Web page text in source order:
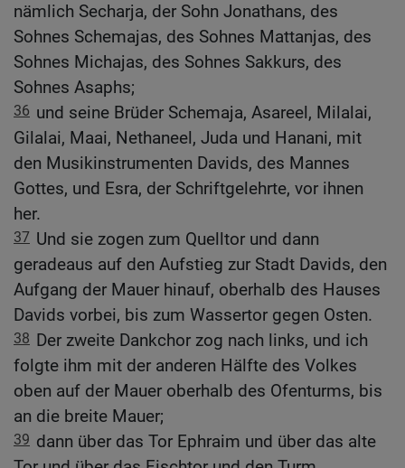
nämlich Secharja, der Sohn Jonathans, des
Sohnes Schemajas, des Sohnes Mattanjas, des
Sohnes Michajas, des Sohnes Sakkurs, des
Sohnes Asaphs;
36 und seine Brüder Schemaja, Asareel, Milalai,
Gilalai, Maai, Nethaneel, Juda und Hanani, mit
den Musikinstrumenten Davids, des Mannes
Gottes, und Esra, der Schriftgelehrte, vor ihnen
her.
37 Und sie zogen zum Quelltor und dann
geradeaus auf den Aufstieg zur Stadt Davids, den
Aufgang der Mauer hinauf, oberhalb des Hauses
Davids vorbei, bis zum Wassertor gegen Osten.
38 Der zweite Dankchor zog nach links, und ich
folgte ihm mit der anderen Hälfte des Volkes
oben auf der Mauer oberhalb des Ofenturms, bis
an die breite Mauer;
39 dann über das Tor Ephraim und über das alte